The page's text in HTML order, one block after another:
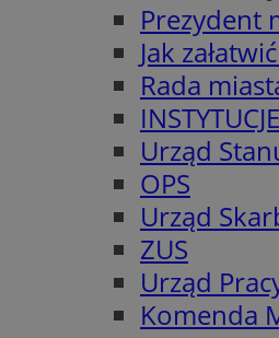
Prezydent
Jak
Rada
INSTYTUCJE
Urząd
OPS
Urząd
ZUS
Urząd
Komenda